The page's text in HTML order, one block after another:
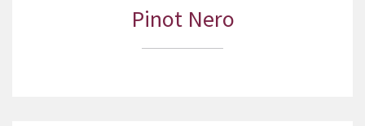
Pinot Nero